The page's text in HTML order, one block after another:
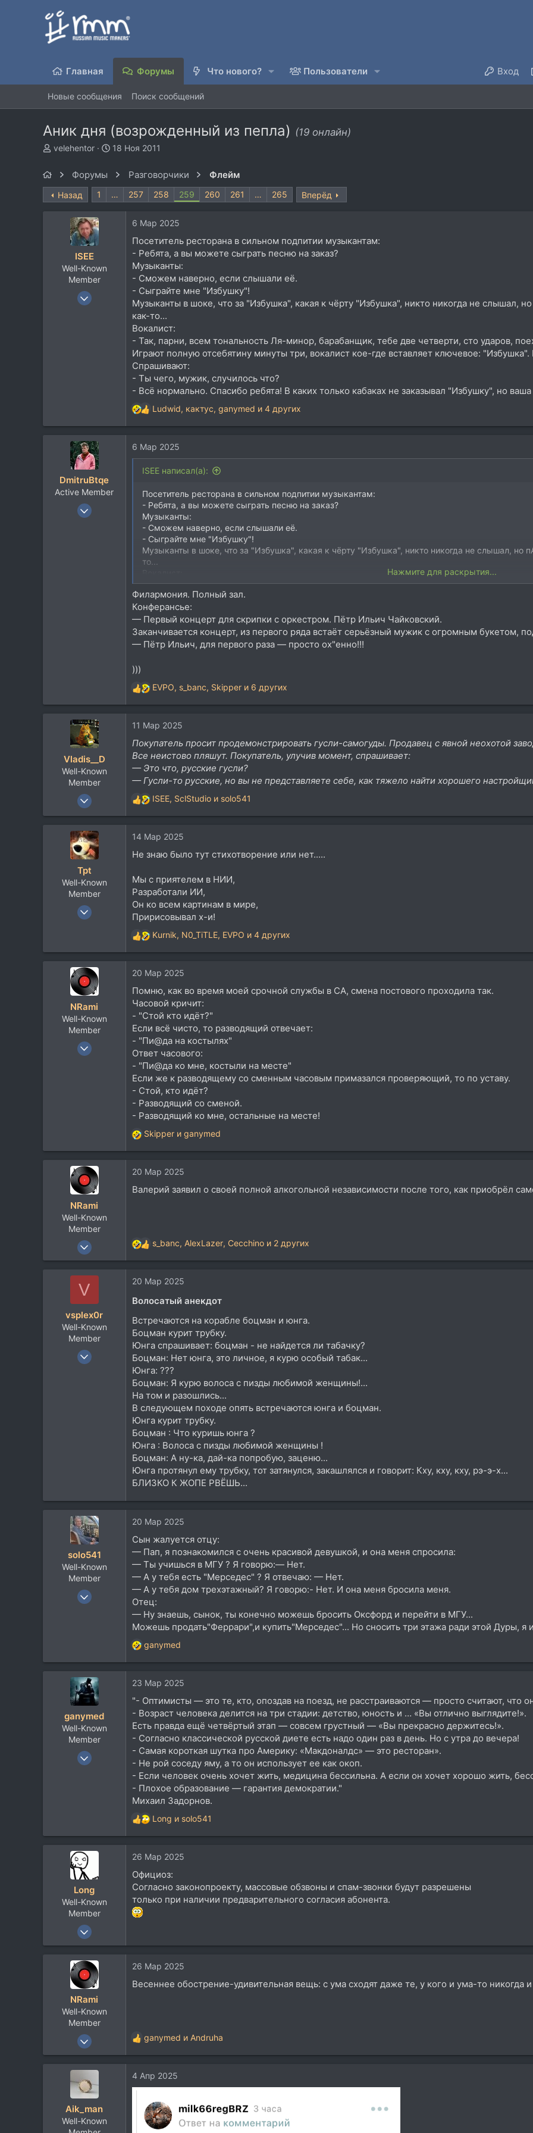
Главная Форумы Что нового? Пользователи Вход
Новые сообщения Поиск сообщений
Аник дня (возрожденный из пепла) (19 онлайн)
А
р
т
velehentor
Д
а
18 Ноя 2011
Форумы Разговорчики Флейм
Назад 1 … 257 258 259 260 261 … 265 Вперёд
ISEE
Well-Known
Member
4 Апр 2023
6 Мар 2025
Посетитель ресторана в сильном подпитии музыкантам:
- Ребята, а вы можете сыграть песню на заказ?
Музыканты:
- Сможем наверно, если слышали её.
- Сыграйте мне "Избушку"!
Музыканты в шоке, что за "Избушка", какая к чёрту "Избушка", никто никогда не слышал,
как-то...
Вокалист:
- Так, парни, всем тональность Ля-минор, барабанщик, тебе две четверти, сто ударов,
Играют полную отсебятину минуты три, вокалист кое-где вставляет ключевое: "Избушка".
Спрашивают:
- Ты чего, мужик, случилось что?
- Всё нормально. Спасибо ребята! В каких только кабаках не заказывал "Избушку", но ваша
Р
е
к
ц
Ludwid, кактус, ganymed и 4 других
DmitruBtqe
Active Member
25 Янв 2023
6 Мар 2025
ISEE написал(а):
Посетитель ресторана в сильном подпитии музыкантам:
- Ребята, а вы можете сыграть песню на заказ?
Музыканты:
- Сможем наверно, если слышали её.
- Сыграйте мне "Избушку"!
Музыканты в шоке, что за "Избушка", какая к чёрту "Избушка", никто никогда не слышал, но
то...
- Так, парни, всем тональность Ля-минор, барабанщик, тебе две четверти, сто ударов,
Играют полную отсебятину минуты три, вокалист кое-где вставляет ключевое: "Избушка".
Спрашивают:
- Ты чего, мужик, случилось что?
- Всё нормально. Спасибо ребята! В каких только кабаках не заказывал "Избушку", но ваша
Нажмите для раскрытия...
Филармония. Полный зал.
Конферансье:
— Первый концерт для скрипки с оркестром. Пётр Ильич Чайковский.
Заканчивается концерт, из первого ряда встаёт серьёзный мужик с огромным букетом,
— Пётр Ильич, для первого раза — просто ох"енно!!!
)))
Р
е
к
и
и
:
EVPO, s_banc, Skipper и 6 других
Vladis__D
Well-Known
Member
9 Янв 2007
1.285
11 Мар 2025
Покупатель просит продемонстрировать гусли-самогуды. Продавец с явной неохотой
Все неистово пляшут. Покупатель, улучив момент, спрашивает:
— Это что, русские гусли?
— Гусли-то русские, но вы не представляете себе, как тяжело найти хорошего
Р
е
к
и
:
ISEE, SclStudio и solo541
Tpt
Well-Known
Member
3 Июл 2005
113
14 Мар 2025
Не знаю было тут стихотворение или нет.....
Мы с приятелем в НИИ,
Разработали ИИ,
Он ко всем картинам в мире,
Пририсовывал х-и!
Р
е
к
и
и
:
Kurnik, N0_TiTLE, EVPO и 4 других
NRami
Well-Known
Member
17 Янв 2011
20 Мар 2025
Помню, как во время моей срочной службы в СА, смена постового проходила так.
Часовой кричит:
- "Стой кто идёт?"
Если всё чисто, то разводящий отвечает:
- "Пи@да на костылях"
Ответ часового:
- "Пи@да ко мне, костыли на месте"
Если же к разводящему со сменным часовым примазался проверяющий, то по уставу.
- Стой, кто идёт?
- Разводящий со сменой.
- Разводящий ко мне, остальные на месте!
Р
е
к
и
Skipper и ganymed
NRami
Well-Known
Member
17 Янв 2011
3.392
6.726
20 Мар 2025
Валерий заявил о своей полной алкогольной независимости после того, как приобрёл
Р
е
к
и
и
:
s_banc, AlexLazer, Cecchino и 2 других
V
vsplex0r
Well-Known
Member
11 Июн 2012
20 Мар 2025
Волосатый анекдот
Встречаются на корабле боцман и юнга.
Боцман курит трубку.
Юнга спрашивает: боцман - не найдется ли табачку?
Боцман: Нет юнга, это личное, я курю особый табак...
Юнга: ???
Боцман: Я курю волоса с пизды любимой женщины!...
На том и разошлись...
В следующем походе опять встречаются юнга и боцман.
Юнга курит трубку.
Боцман : Что куришь юнга ?
Юнга : Волоса с пизды любимой женщины !
Боцман: А ну-ка, дай-ка попробую, заценю...
Юнга протянул ему трубку, тот затянулся, закашлялся и говорит: Кху, кху, кху, рэ-э-х...
БЛИЗКО К ЖОПЕ РВЁШЬ...
solo541
Well-Known
Member
16 Сен 2005
20 Мар 2025
Сын жалуется отцу:
— Пап, я познакомился с очень красивой девушкой, и она меня спросила:
— Ты учишься в МГУ ? Я говорю:— Нет.
— А у тебя есть "Мерседес" ? Я отвечаю: — Нет.
— А у тебя дом трехэтажный? Я говорю:- Нет. И она меня бросила меня.
Отец:
— Ну знаешь, сынок, ты конечно можешь бросить Оксфорд и перейти в МГУ...
Можешь продать"Феррари",и купить"Мерседес"... Но сносить три этажа ради этой Дуры, я
Р
е
к
:
ganymed
ganymed
Well-Known
Member
26 Ноя 2020
23 Мар 2025
"- Оптимисты — это те, кто, опоздав на поезд, не расстраиваются — просто считают, что
- Возраст человека делится на три стадии: детство, юность и … «Вы отлично выглядите!».
Есть правда ещё четвёртый этап — совсем грустный — «Вы прекрасно держитесь!».
- Согласно классической русской диете есть надо один раз в день. Но с утра до вечера!
- Самая короткая шутка про Америку: «Макдоналдс» — это ресторан».
- Не рой соседу яму, а то он использует ее как окоп.
- Если человек очень хочет жить, медицина бессильна. А если он хочет хорошо жить,
- Плохое образование — гарантия демократии."
Михаил Задорнов.
Р
е
к
и
и
Long и solo541
Long
Well-Known
Member
27 Фев 2008
15.381
Moscow
www.long.ru
26 Мар 2025
Официоз:
Согласно законопроекту, массовые обзвоны и спам-звонки будут разрешены
только при наличии предварительного согласия абонента.
NRami
Well-Known
Member
17 Янв 2011
6.726
26 Мар 2025
Весеннее обострение-удивительная вещь: с ума сходят даже те, у кого и ума-то никогда
Р
е
к
ц
ganymed и Andruha
Aik_man
Well-Known
4 Апр 2025